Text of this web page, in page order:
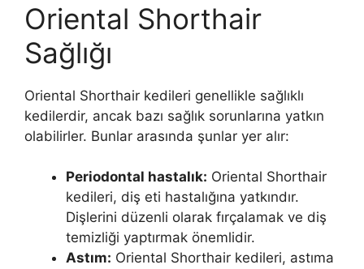
Oriental Shorthair
Sağlığı
Oriental Shorthair kedileri genellikle sağlıklı
kedilerdir, ancak bazı sağlık sorunlarına yatkın
olabilirler. Bunlar arasında şunlar yer alır:
Periodontal hastalık: Oriental Shorthair
kedileri, diş eti hastalığına yatkındır.
Dişlerini düzenli olarak fırçalamak ve diş
temizliği yaptırmak önemlidir.
Astım: Oriental Shorthair kedileri, astıma